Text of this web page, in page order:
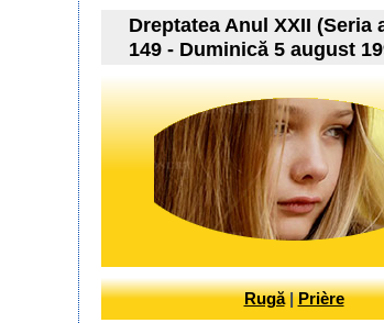
Dreptatea Anul XXII (Seria
149 - Duminică 5 august
Rugă|Prière